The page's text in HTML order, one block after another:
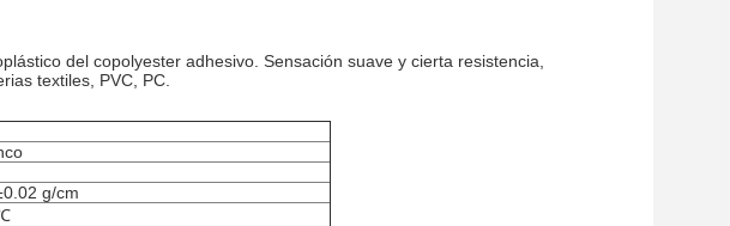
del copolyester adhesivo. Sensación suave y cierta resistencia,
textiles, PVC, PC.
g/cm